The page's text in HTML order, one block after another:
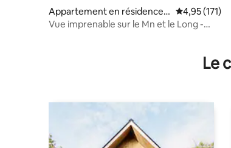
Appartement en résidence ⋅
Sugar Mountain
Évaluation
4,95 (171)
Vue imprenable sur le Mn et le Long -
Le